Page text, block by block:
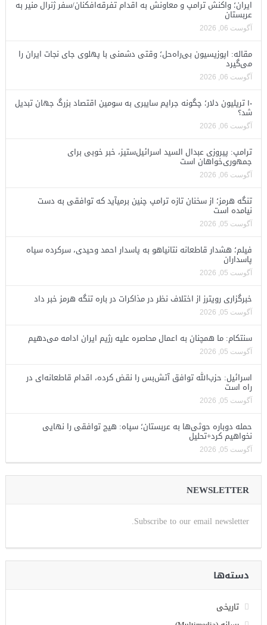
ایران؛ واکنش ترامپ و معاونش به اقدام تفرقه‌افکنان/سفر ژنرال منیر به
عربستان
آگوست 06, 2026
مقاله: اپوزیسیون بی‌راه‌حل؛ وقتی دشمنی با پهلوی جای نجات ایران را
می‌گیرد
آگوست 06, 2026
۱۰ تریلیون دلار؛ چگونه جرایم سایبری به سومین اقتصاد بزرگ جهان تبدیل
شد؟
آگوست 06, 2026
ترامپ: پیروزی عبدال السید اسرائیل‌ستیز، خبر خوبی برای
جمهوری‌خواهان است
آگوست 06, 2026
تنگه هرمز؛ از سخنان تازه ترامپ چنین برمیآید که توافقی به دست
نیامده است
آگوست 05, 2026
فیلم؛ هشدار قاطعانه نتانیاهو به پاسدار احمد وحیدی، سرکرده سپاه
پاسداران
آگوست 05, 2026
خبرگزاری رویترز از اختلاف نظر در مذاکرات در باره تنگه هرمز خبر داد
آگوست 05, 2026
سنتکام: ما همچنان به اعمال محاصره علیه رژیم ایران ادامه می‌دهیم
آگوست 05, 2026
اسرائیل: حزب‌الله توافق آتش‌بس را نقض کرده، اقدام قاطعانه‌ای در
راه است
آگوست 05, 2026
حمله دوباره حوثی‌ها به عربستان؛ سپاه: هیچ توافقی را نهایی
نخواهیم کرد+تحلیل
آگوست 05, 2026
NEWSLETTER
Subscribe to our email newsletter.
دسته‌ها
تاریخی